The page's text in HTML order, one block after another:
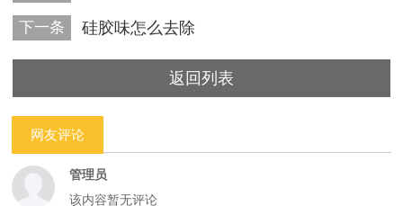
下一条 硅胶味怎么去除
返回列表
网友评论
管理员
该内容暂无评论